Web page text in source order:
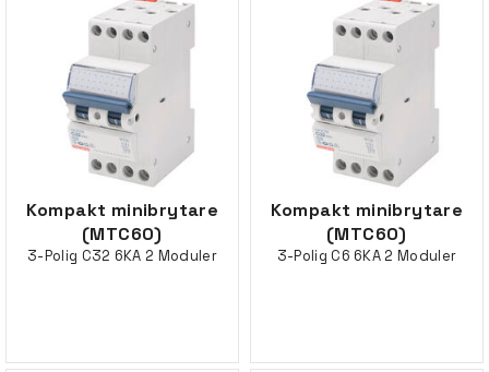
Kompakt minibrytare
(MTC60)
3-Polig C32 6KA 2 Moduler
Kompakt minibrytare
(MTC60)
3-Polig C6 6KA 2 Moduler